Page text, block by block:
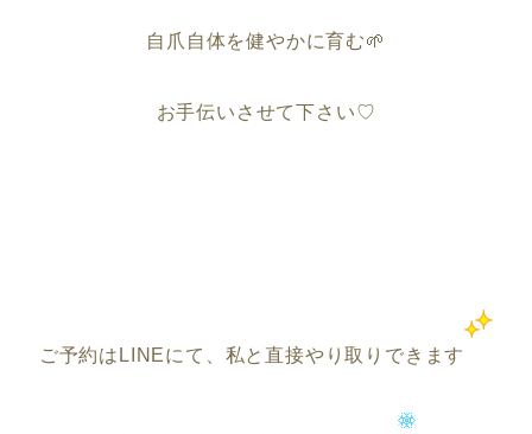
自爪自体を健やかに育む🌱
お手伝いさせて下さい♡
ご予約はLINEにて、私と直接やり取りできます